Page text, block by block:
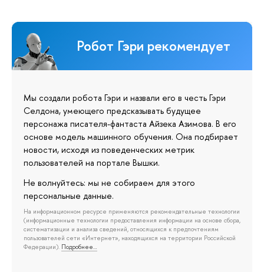
Робот Гэри рекомендует
Мы создали робота Гэри и назвали его в честь Гэри
Селдона, умеющего предсказывать будущее
персонажа писателя-фантаста Айзека Азимова. В его
основе модель машинного обучения. Она подбирает
новости, исходя из поведенческих метрик
пользователей на портале Вышки.
Не волнуйтесь: мы не собираем для этого
персональные данные.
На информационном ресурсе применяются рекомендательные технологии
(информационные технологии предоставления информации на основе сбора,
систематизации и анализа сведений, относящихся к предпочтениям
пользователей сети «Интернет», находящихся на территории Российской
Федерации). Подробнее…